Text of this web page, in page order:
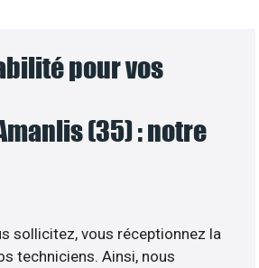
pour vos
(35) : notre
sollicitez, vous réceptionnez la
techniciens. Ainsi, nous